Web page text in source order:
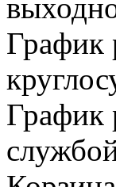
График
График